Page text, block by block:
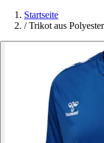
Startseite
/ Trikot aus